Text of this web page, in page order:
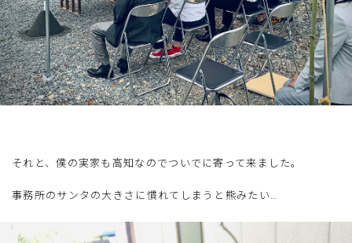
それと、僕の実家も高知なのでついでに寄って来ました。
事務所のサンタの大きさに慣れてしまうと熊みたい…